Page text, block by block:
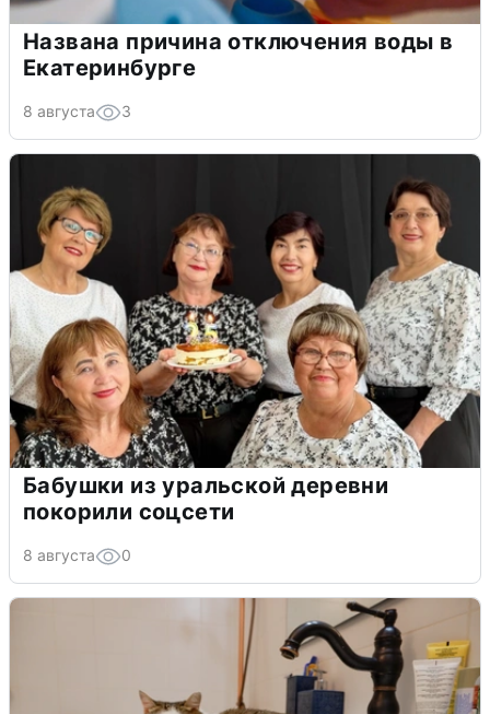
Названа причина отключения воды в
Екатеринбурге
8 августа 3
Бабушки из уральской деревни
покорили соцсети
8 августа 0